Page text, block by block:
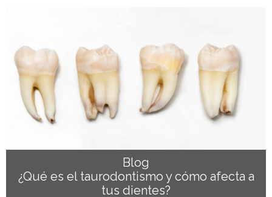
Blog
¿Qué es el taurodontismo y cómo afecta a
tus dientes?